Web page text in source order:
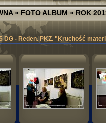
»FOTO ALBUM»ROK
DG - Reden. PKZ. "Kruchość